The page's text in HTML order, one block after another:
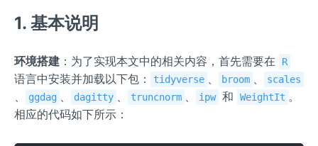
1. 基本说明
环境搭建 ：为了实现本文中的相关内容，首先需要在 R
语言中安装并加载以下包： tidyverse 、 broom 、 scales
、 ggdag 、 dagitty 、 truncnorm 、 ipw 和 WeightIt 。
相应的代码如下所示：